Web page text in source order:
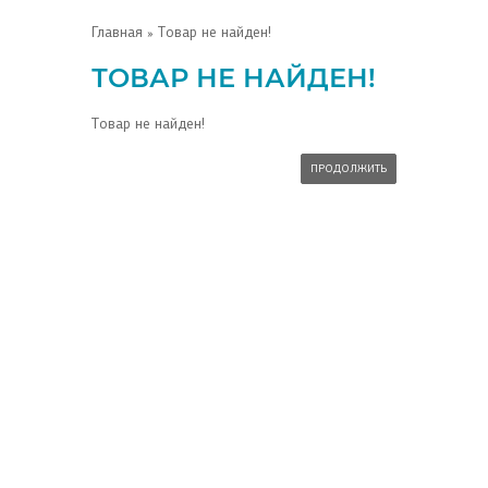
Главная » Товар не найден!
ТОВАР НЕ НАЙДЕН!
Товар не найден!
ПРОДОЛЖИТЬ